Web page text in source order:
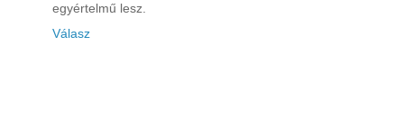
egyértelmű lesz.
Válasz